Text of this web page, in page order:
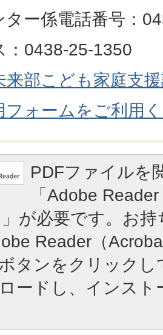
ター係電話番号：
：0438-25-1350
来部こども家庭支
フォームをご利用
PDFファイルを
「Adobe
が必要です。お
Reader（
タンをクリック
ードし、インスト